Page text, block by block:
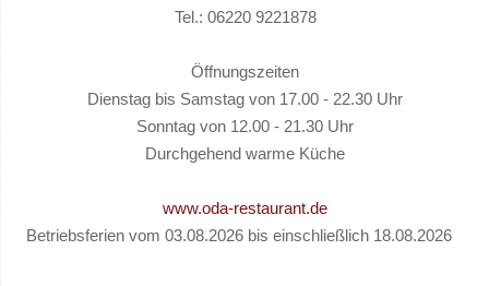
Tel.: 06220 9221878
Öffnungszeiten
Dienstag bis Samstag von 17.00 - 22.30 Uhr
Sonntag von 12.00 - 21.30 Uhr
Durchgehend warme Küche
www.oda-restaurant.de
Betriebsferien vom 03.08.2026 bis einschließlich 18.08.2026